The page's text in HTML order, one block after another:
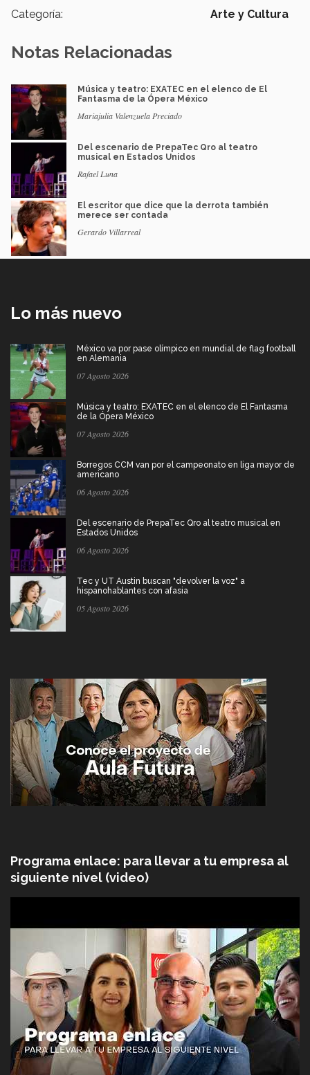
Categoría: Arte y Cultura
Notas Relacionadas
Música y teatro: EXATEC en el elenco de El
Fantasma de la Ópera México
Mariajulia Valenzuela Preciado
Del escenario de PrepaTec Qro al teatro
musical en Estados Unidos
Rafael Luna
El escritor que dice que la derrota también
merece ser contada
Gerardo Villarreal
Lo más nuevo
México va por pase olímpico en mundial de flag football
en Alemania
07 Agosto 2026
Música y teatro: EXATEC en el elenco de El Fantasma
de la Ópera México
07 Agosto 2026
Borregos CCM van por el campeonato en liga mayor de
americano
06 Agosto 2026
Del escenario de PrepaTec Qro al teatro musical en
Estados Unidos
06 Agosto 2026
Tec y UT Austin buscan "devolver la voz" a
hispanohablantes con afasia
05 Agosto 2026
Programa enlace: para llevar a tu empresa al
siguiente nivel (video)